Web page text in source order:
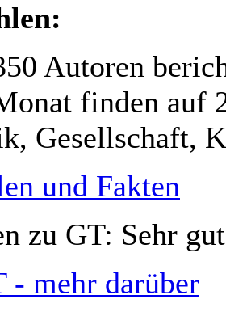
Autoren
finden auf
Gesellschaft,
und Fakten
zu GT: Sehr
- mehr darüber